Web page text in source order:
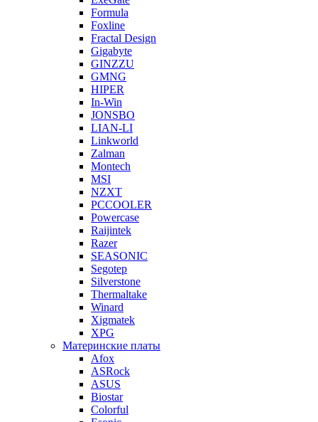
Formula
Foxline
Fractal Design
Gigabyte
GINZZU
GMNG
HIPER
In-Win
JONSBO
LIAN-LI
Linkworld
Zalman
Montech
MSI
NZXT
PCCOOLER
Powercase
Raijintek
Razer
SEASONIC
Segotep
Silverstone
Thermaltake
Winard
Xigmatek
XPG
Материнские платы
Afox
ASRock
ASUS
Biostar
Colorful